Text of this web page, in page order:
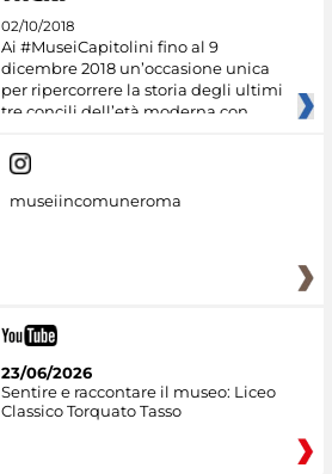
02/10/2018
Ai #MuseiCapitolini fino al 9
dicembre 2018 un’occasione unica
per ripercorrere la storia degli ultimi
tre concili dell’età moderna con
museiincomuneroma
23/06/2026
Sentire e raccontare il museo: Liceo
Classico Torquato Tasso